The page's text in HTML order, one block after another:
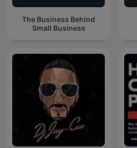
The Business Behind
Small Business